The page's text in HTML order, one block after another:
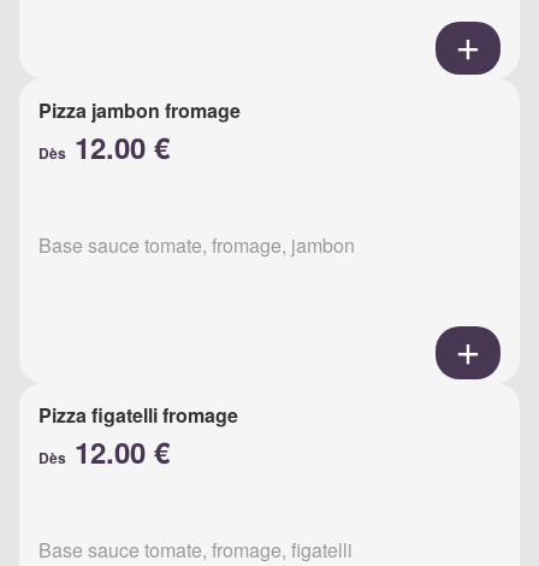
Pizza jambon fromage
Dès 12.00 €
Base sauce tomate, fromage, jambon
Pizza figatelli fromage
Dès 12.00 €
Base sauce tomate, fromage, figatelli